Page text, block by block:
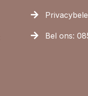
Bel ons: